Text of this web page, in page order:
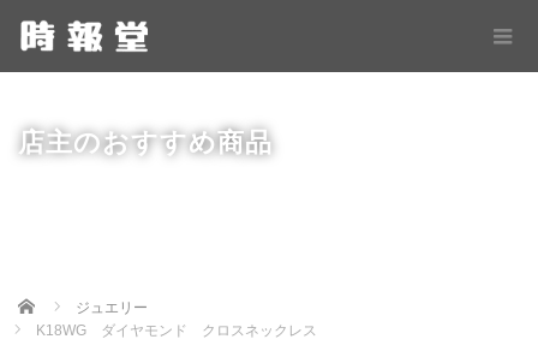
店主のおすすめ商品
Home
ジュエリー
K18WG ダイヤモンド クロスネックレス